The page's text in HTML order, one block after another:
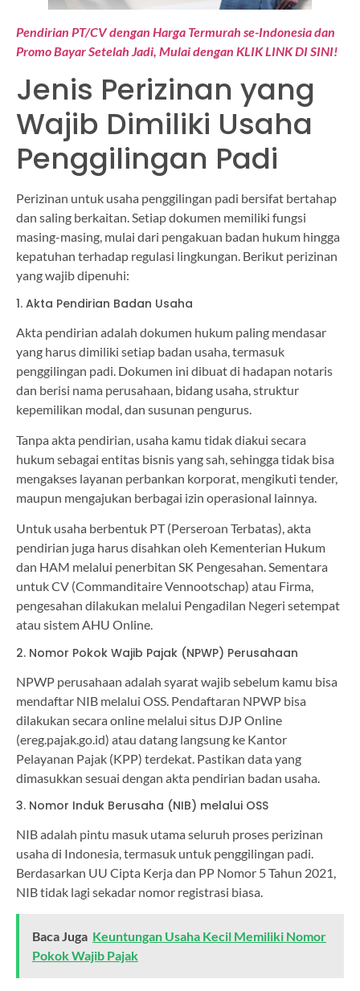
Pendirian PT/CV dengan Harga Termurah se-Indonesia dan
Promo Bayar Setelah Jadi, Mulai dengan KLIK LINK DI SINI!
Jenis Perizinan yang
Wajib Dimiliki Usaha
Penggilingan Padi
Perizinan untuk usaha penggilingan padi bersifat bertahap
dan saling berkaitan. Setiap dokumen memiliki fungsi
masing-masing, mulai dari pengakuan badan hukum hingga
kepatuhan terhadap regulasi lingkungan. Berikut perizinan
yang wajib dipenuhi:
1. Akta Pendirian Badan Usaha
Akta pendirian adalah dokumen hukum paling mendasar
yang harus dimiliki setiap badan usaha, termasuk
penggilingan padi. Dokumen ini dibuat di hadapan notaris
dan berisi nama perusahaan, bidang usaha, struktur
kepemilikan modal, dan susunan pengurus.
Tanpa akta pendirian, usaha kamu tidak diakui secara
hukum sebagai entitas bisnis yang sah, sehingga tidak bisa
mengakses layanan perbankan korporat, mengikuti tender,
maupun mengajukan berbagai izin operasional lainnya.
Untuk usaha berbentuk PT (Perseroan Terbatas), akta
pendirian juga harus disahkan oleh Kementerian Hukum
dan HAM melalui penerbitan SK Pengesahan. Sementara
untuk CV (Commanditaire Vennootschap) atau Firma,
pengesahan dilakukan melalui Pengadilan Negeri setempat
atau sistem AHU Online.
2. Nomor Pokok Wajib Pajak (NPWP) Perusahaan
NPWP perusahaan adalah syarat wajib sebelum kamu bisa
mendaftar NIB melalui OSS. Pendaftaran NPWP bisa
dilakukan secara online melalui situs DJP Online
(ereg.pajak.go.id) atau datang langsung ke Kantor
Pelayanan Pajak (KPP) terdekat. Pastikan data yang
dimasukkan sesuai dengan akta pendirian badan usaha.
3. Nomor Induk Berusaha (NIB) melalui OSS
NIB adalah pintu masuk utama seluruh proses perizinan
usaha di Indonesia, termasuk untuk penggilingan padi.
Berdasarkan UU Cipta Kerja dan PP Nomor 5 Tahun 2021,
NIB tidak lagi sekadar nomor registrasi biasa.
Baca Juga Keuntungan Usaha Kecil Memiliki Nomor
Pokok Wajib Pajak